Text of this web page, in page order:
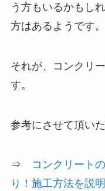
う方もいるかもし
方はあるようです。
それが、 コンクリ
す。
参考にさせて頂い
⇒
コンクリート
り！施工方法を説明